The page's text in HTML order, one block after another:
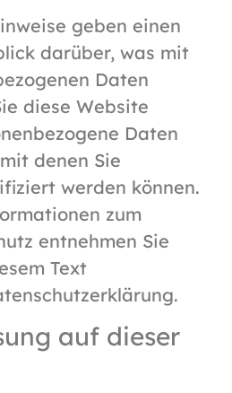
geben einen
darüber, was mit
Daten
diese Website
Daten
denen Sie
werden können.
zum
entnehmen Sie
Text
auf dieser